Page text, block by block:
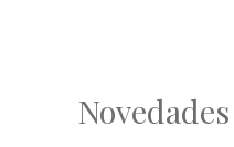
Novedades